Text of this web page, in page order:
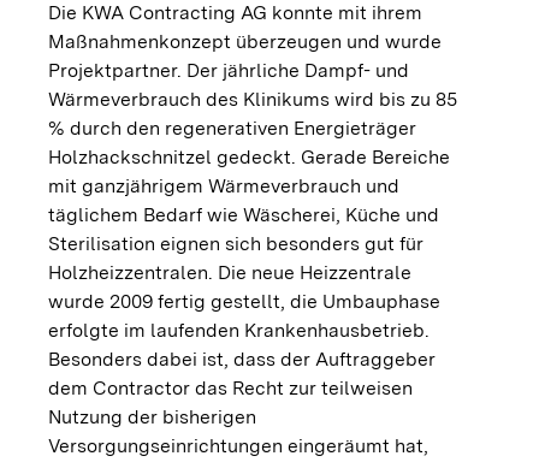
Die KWA Contracting AG konnte mit ihrem
Maßnahmenkonzept überzeugen und wurde
Projektpartner. Der jährliche Dampf- und
Wärmeverbrauch des Klinikums wird bis zu 85
% durch den regenerativen Energieträger
Holzhackschnitzel gedeckt. Gerade Bereiche
mit ganzjährigem Wärmeverbrauch und
täglichem Bedarf wie Wäscherei, Küche und
Sterilisation eignen sich besonders gut für
Holzheizzentralen. Die neue Heizzentrale
wurde 2009 fertig gestellt, die Umbauphase
erfolgte im laufenden Krankenhausbetrieb.
Besonders dabei ist, dass der Auftraggeber
dem Contractor das Recht zur teilweisen
Nutzung der bisherigen
Versorgungseinrichtungen eingeräumt hat,